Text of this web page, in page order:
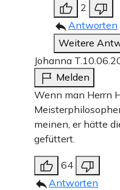
2
Antworten
Weitere
Johanna T.
Melden
Wenn man Herrn
meinen, er hätte
gefüttert.
64
Antworten